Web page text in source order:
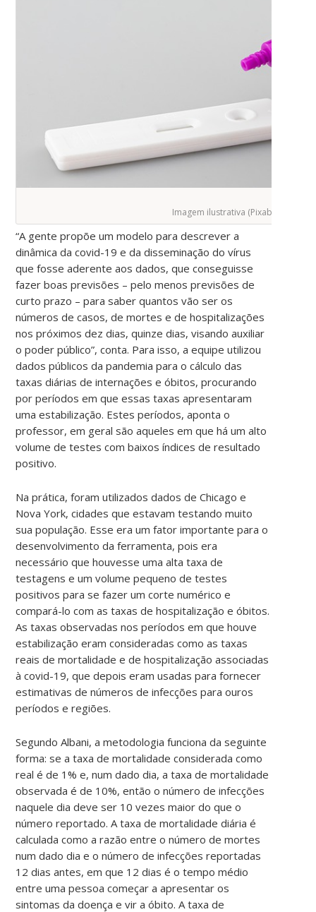
Imagem ilustrativa (Pixabay)
“A gente propõe um modelo para descrever a
dinâmica da covid-19 e da disseminação do vírus
que fosse aderente aos dados, que conseguisse
fazer boas previsões – pelo menos previsões de
curto prazo – para saber quantos vão ser os
números de casos, de mortes e de hospitalizações
nos próximos dez dias, quinze dias, visando auxiliar
o poder público”, conta. Para isso, a equipe utilizou
dados públicos da pandemia para o cálculo das
taxas diárias de internações e óbitos, procurando
por períodos em que essas taxas apresentaram
uma estabilização. Estes períodos, aponta o
professor, em geral são aqueles em que há um alto
volume de testes com baixos índices de resultado
positivo.
Na prática, foram utilizados dados de Chicago e
Nova York, cidades que estavam testando muito
sua população. Esse era um fator importante para o
desenvolvimento da ferramenta, pois era
necessário que houvesse uma alta taxa de
testagens e um volume pequeno de testes
positivos para se fazer um corte numérico e
compará-lo com as taxas de hospitalização e óbitos.
As taxas observadas nos períodos em que houve
estabilização eram consideradas como as taxas
reais de mortalidade e de hospitalização associadas
à covid-19, que depois eram usadas para fornecer
estimativas de números de infecções para ouros
períodos e regiões.
Segundo Albani, a metodologia funciona da seguinte
forma: se a taxa de mortalidade considerada como
real é de 1% e, num dado dia, a taxa de mortalidade
observada é de 10%, então o número de infecções
naquele dia deve ser 10 vezes maior do que o
número reportado. A taxa de mortalidade diária é
calculada como a razão entre o número de mortes
num dado dia e o número de infecções reportadas
12 dias antes, em que 12 dias é o tempo médio
entre uma pessoa começar a apresentar os
sintomas da doença e vir a óbito. A taxa de